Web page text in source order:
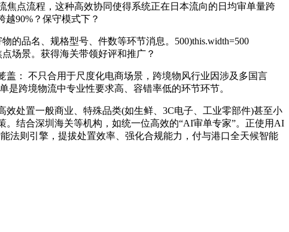
点流程，这种高效协同使得系统正在日本流向的日均审单量跨
90%？保守模式下？
品名、规格型号、件数等环节消息。500)this.width=500
点场景。获得海关带领好评和推广？
： 不只合用于尺度化电商场景，跨境物风行业因涉及多国言
跨境物流中专业性要求高、容错率低的环节环节。
处置一般商业、特殊品类(如生鲜、3C电子、工业零部件)甚至小
结合深圳海关等机构，如统一位高效的“AI审单专家”。正使用AI
法则引擎，提拔处置效率、强化合规能力，付与港口全天候智能